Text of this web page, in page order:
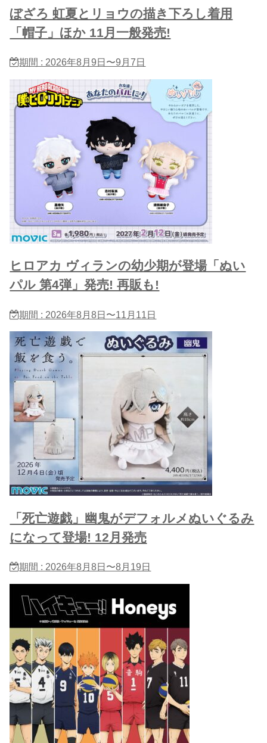
ぼざろ 虹夏とリョウの描き下ろし着用
「帽子」ほか 11月一般発売!
期間 : 2026年8月9日〜9月7日
ヒロアカ ヴィランの幼少期が登場「ぬい
パル 第4弾」発売! 再販も!
期間 : 2026年8月8日〜11月11日
「死亡遊戯」幽鬼がデフォルメぬいぐるみ
になって登場! 12月発売
期間 : 2026年8月8日〜8月19日